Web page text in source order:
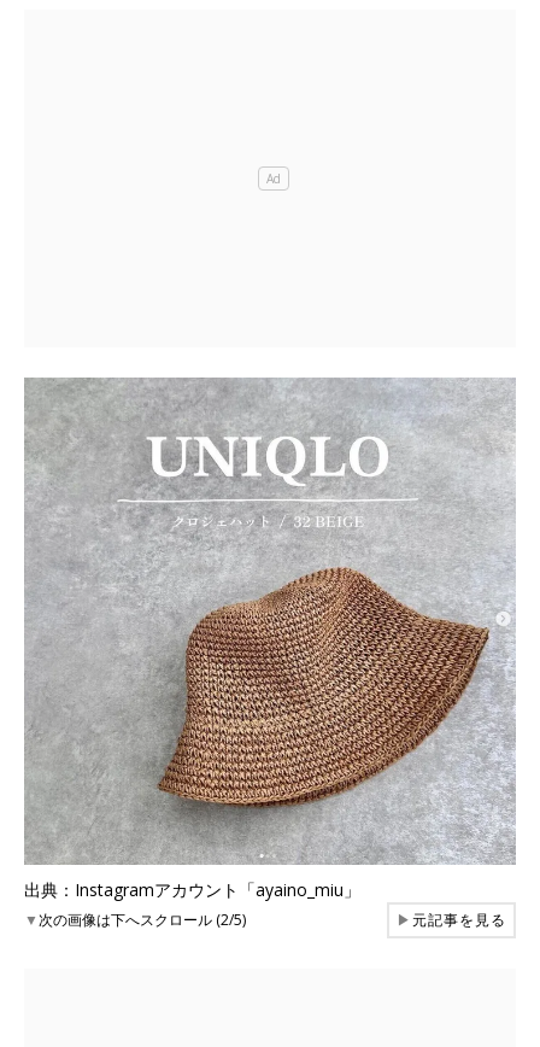
出典：Instagramアカウント「ayaino_miu」
▼次の画像は下へスクロール (2/5) ▶元記事を見る